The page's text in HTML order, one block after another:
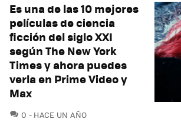
Es una de las 10 mejores
películas de ciencia
ficción del siglo XXI
según The New York
Times y ahora puedes
verla en Prime Video y
Max
0 COMENTARIOS
HACE UN AÑO